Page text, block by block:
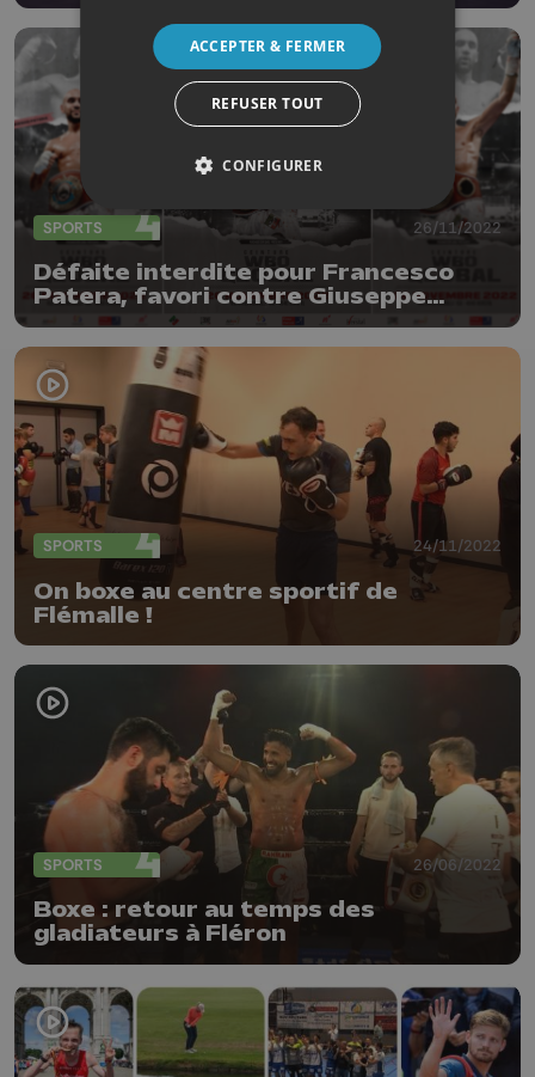
SPORTS 26/11/2022
Défaite interdite pour Francesco
Patera, favori contre Giuseppe
Carafa, samedi à Herstal
SPORTS 24/11/2022
On boxe au centre sportif de
Flémalle !
SPORTS 26/06/2022
Boxe : retour au temps des
gladiateurs à Fléron
ACCEPTER & FERMER
REFUSER TOUT
CONFIGURER